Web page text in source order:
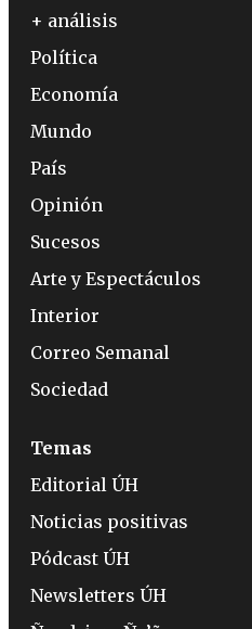
+ análisis
Política
Economía
Mundo
País
Opinión
Sucesos
Arte y Espectáculos
Interior
Correo Semanal
Sociedad
Temas
Editorial ÚH
Noticias positivas
Pódcast ÚH
Newsletters ÚH